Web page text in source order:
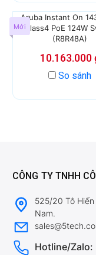
Mới
Aruba Instant On
Class4 PoE 124W
(R8R48A)
10.163.000
So sánh
CÔNG TY TNHH
525/20 Tô Hiến
Nam.
Hotline/Zalo: